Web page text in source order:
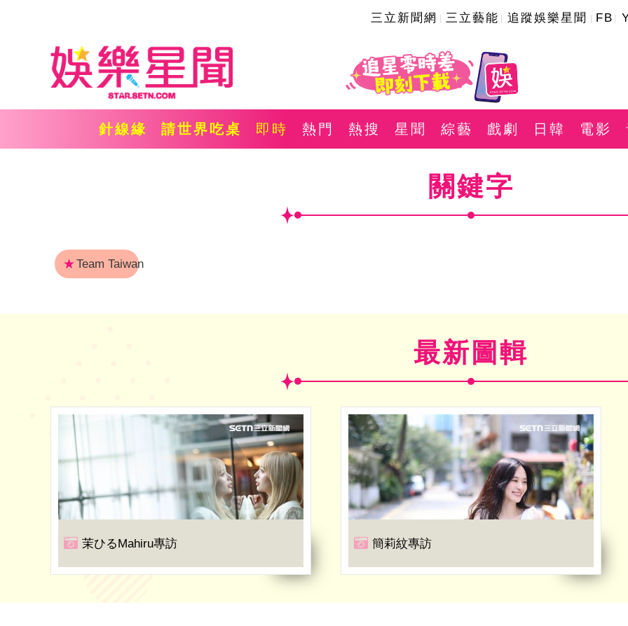
三立新聞網 三立藝能 追蹤娛樂星聞 FB
針線緣 請世界吃桌 即時 熱門 熱搜 星聞 綜藝 戲劇 日韓 電影
關鍵字
★Team Taiwan
最新圖輯
茉ひるMahiru專訪 簡莉紋專訪